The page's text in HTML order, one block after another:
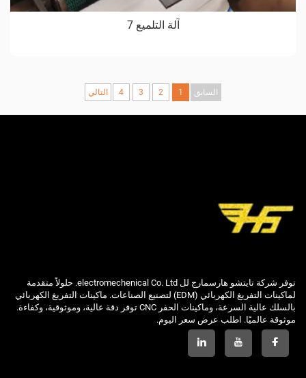
آلة التلميع 7
السابق 1
2
3
4 التالي
توفر شركة تايتشو هارسمارج لل electromechenical Co. Ltd. حلولاً متقدمة
لماكينات التفريغ الكهربائي (EDM) لتصنيع الصناعات. ماكينات التفريغ الكهربائي
بالسلك عالية السرعة، وماكينات الحفر CNC توفر دقة عالية، وموثوقية، وكفاءة.
موثوقة عالميًا. اطلب عرض سعر اليوم.